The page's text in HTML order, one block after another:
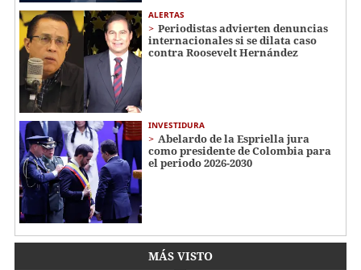
ALERTAS
Periodistas advierten denuncias
internacionales si se dilata caso
contra Roosevelt Hernández
INVESTIDURA
Abelardo de la Espriella jura
como presidente de Colombia para
el periodo 2026-2030
MÁS VISTO